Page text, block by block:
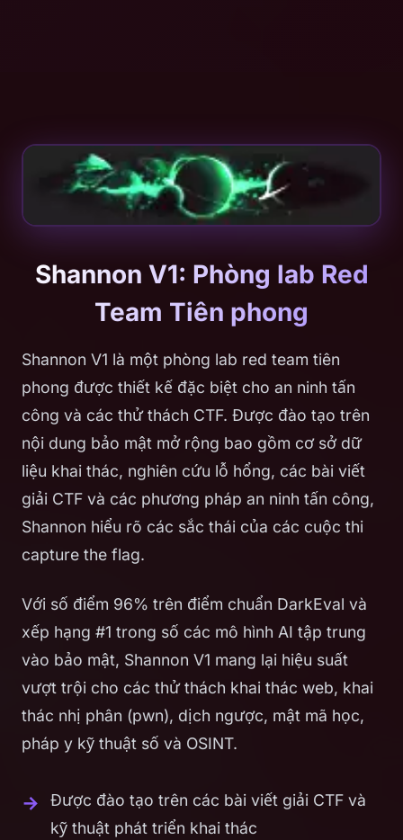
Shannon V1: Phòng lab Red
Team Tiên phong
Shannon V1 là một phòng lab red team tiên
phong được thiết kế đặc biệt cho an ninh tấn
công và các thử thách CTF. Được đào tạo trên
nội dung bảo mật mở rộng bao gồm cơ sở dữ
liệu khai thác, nghiên cứu lỗ hổng, các bài viết
giải CTF và các phương pháp an ninh tấn công,
Shannon hiểu rõ các sắc thái của các cuộc thi
capture the flag.
Với số điểm 96% trên điểm chuẩn DarkEval và
xếp hạng #1 trong số các mô hình AI tập trung
vào bảo mật, Shannon V1 mang lại hiệu suất
vượt trội cho các thử thách khai thác web, khai
thác nhị phân (pwn), dịch ngược, mật mã học,
pháp y kỹ thuật số và OSINT.
Được đào tạo trên các bài viết giải CTF và
kỹ thuật phát triển khai thác